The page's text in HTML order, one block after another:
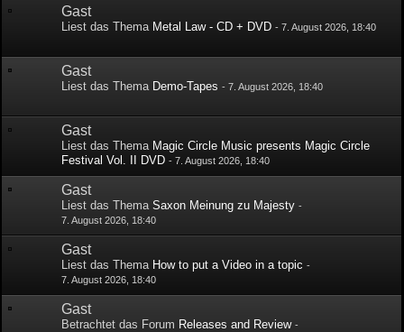
Gast
Liest das Thema Metal Law - CD + DVD -7. August 2026, 18:40
Gast
Liest das Thema Demo-Tapes -7. August 2026, 18:40
Gast
Liest das Thema Magic Circle Music presents Magic Circle
Festival Vol. II DVD -7. August 2026, 18:40
Gast
Liest das ThemaSaxon Meinung zu Majesty -
7. August 2026, 18:40
Gast
Liest das Thema How to put a Video in a topic -
7. August 2026, 18:40
Gast
Betrachtet das Forum Releases and Review -